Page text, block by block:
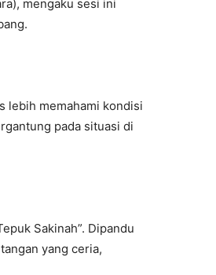
mengaku sesi ini
lebih memahami kondisi
pada situasi di
Sakinah”. Dipandu
yang ceria,